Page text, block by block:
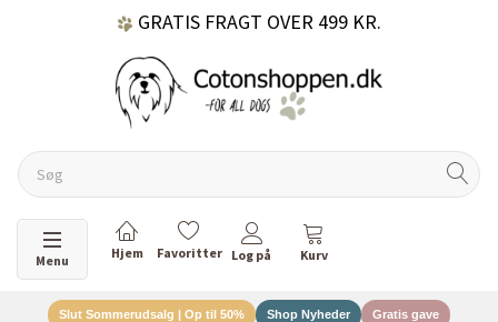
GRATIS FRAGT OVER 499 KR.
DANSKEJET VIRKSOMHED
Skifte navigation
Menu
Slut Sommerudsalg | Op til 50% Shop Nyheder Gratis gave